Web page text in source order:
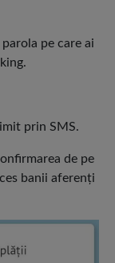
pe care ai
prin SMS.
de pe
banii aferenţi